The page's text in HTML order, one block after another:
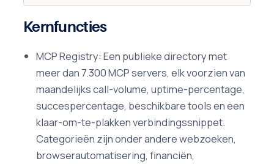
Kernfuncties
MCP Registry: Een publieke directory met
meer dan 7.300 MCP servers, elk voorzien van
maandelijks call-volume, uptime-percentage,
succespercentage, beschikbare tools en een
klaar-om-te-plakken verbindingssnippet.
Categorieën zijn onder andere webzoeken,
browserautomatisering, financiën,